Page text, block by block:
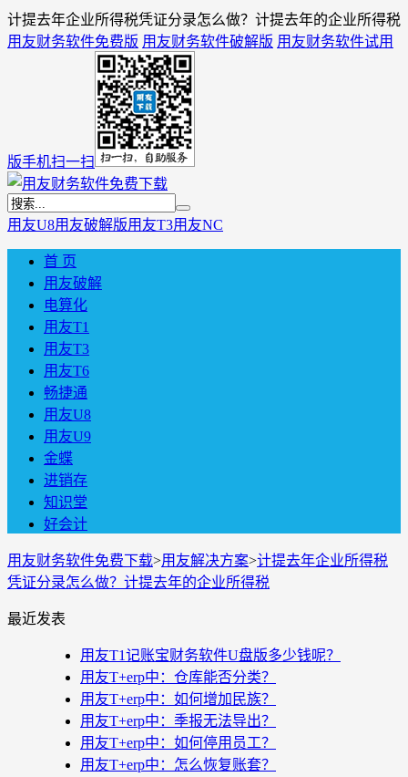
计提去年企业所得税凭证分录怎么做？计提去年的企业所得税
用友财务软件免费版 用友财务软件破解版 用友财务软件试用
版手机扫一扫
用友U8用友破解版用友T3用友NC
首 页
用友破解
电算化
用友T1
用友T3
用友T6
畅捷通
用友U8
用友U9
金蝶
进销存
知识堂
好会计
用友财务软件免费下载>用友解决方案>计提去年企业所得税
凭证分录怎么做？计提去年的企业所得税
最近发表
用友T1记账宝财务软件U盘版多少钱呢？
用友T+erp中：仓库能否分类？
用友T+erp中：如何增加民族？
用友T+erp中：季报无法导出？
用友T+erp中：如何停用员工？
用友T+erp中：怎么恢复账套？